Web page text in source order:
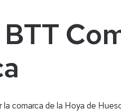
comarca de la Hoya de